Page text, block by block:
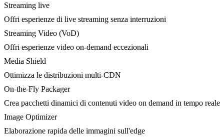
Streaming live
Offri esperienze di live streaming senza interruzioni
Streaming Video (VoD)
Offri esperienze video on-demand eccezionali
Media Shield
Ottimizza le distribuzioni multi-CDN
On-the-Fly Packager
Crea pacchetti dinamici di contenuti video on demand in tempo reale
Image Optimizer
Elaborazione rapida delle immagini sull'edge